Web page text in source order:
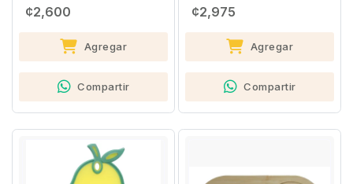
¢2,600
Agregar
Compartir
¢2,975
Agregar
Compartir